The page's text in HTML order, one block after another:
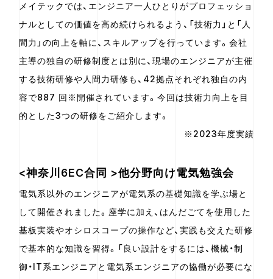
メイテックでは、エンジニア一人ひとりがプロフェッショ
ナルとしての価値を高め続けられるよう、「技術力」と「人
間力」の向上を軸に、スキルアップを行っています。会社
主導の独自の研修制度とは別に、現場のエンジニアが主催
する技術研修や人間力研修も、42拠点それぞれ独自の内
容で887 回※開催されています。今回は技術力向上を目
的とした3つの研修をご紹介します。
※2023年度実績
<神奈川6EC合同 >他分野向け電気勉強会
電気系以外のエンジニアが電気系の基礎知識を学ぶ場と
して開催されました。座学に加え、はんだごてを使用した
基板実装やオシロスコープの操作など、実践も交えた研修
で基本的な知識を習得。「良い設計をするには、機械・制
御・IT系エンジニアと電気系エンジニアの協働が必要にな